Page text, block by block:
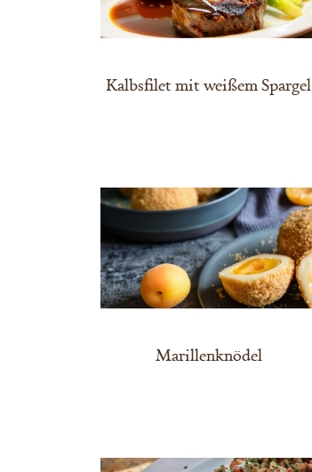
Kalbsfilet mit weißem Spargel
Marillenknödel